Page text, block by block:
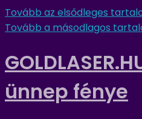
Tovább az elsődleges
Tovább a másodlagos
ünnep fénye